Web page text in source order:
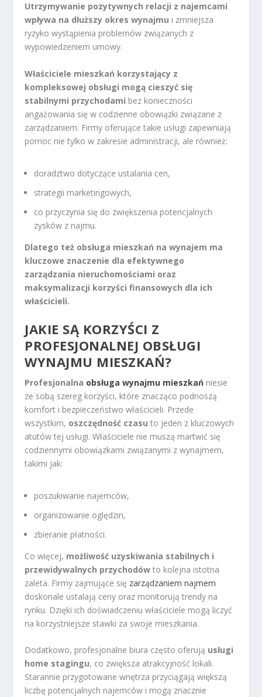
Utrzymywanie pozytywnych relacji z najemcami
wpływa na dłuższy okres wynajmu i zmniejsza
ryzyko wystąpienia problemów związanych z
wypowiedzeniem umowy.
Właściciele mieszkań korzystający z
kompleksowej obsługi mogą cieszyć się
stabilnymi przychodami bez konieczności
angażowania się w codzienne obowiązki związane z
zarządzaniem. Firmy oferujące takie usługi zapewniają
pomoc nie tylko w zakresie administracji, ale również:
doradztwo dotyczące ustalania cen,
strategii marketingowych,
co przyczynia się do zwiększenia potencjalnych
zysków z najmu.
Dlatego też obsługa mieszkań na wynajem ma
kluczowe znaczenie dla efektywnego
zarządzania nieruchomościami oraz
maksymalizacji korzyści finansowych dla ich
właścicieli.
JAKIE SĄ KORZYŚCI Z
PROFESJONALNEJ OBSŁUGI
WYNAJMU MIESZKAŃ?
Profesjonalna obsługa wynajmu mieszkań niesie
ze sobą szereg korzyści, które znacząco podnoszą
komfort i bezpieczeństwo właścicieli. Przede
wszystkim, oszczędność czasu to jeden z kluczowych
atutów tej usługi. Właściciele nie muszą martwić się
codziennymi obowiązkami związanymi z wynajmem,
takimi jak:
poszukiwanie najemców,
organizowanie oględzin,
zbieranie płatności.
Co więcej, możliwość uzyskiwania stabilnych i
przewidywalnych przychodów to kolejna istotna
zaleta. Firmy zajmujące się zarządzaniem najmem
doskonale ustalają ceny oraz monitorują trendy na
rynku. Dzięki ich doświadczeniu właściciele mogą liczyć
na korzystniejsze stawki za swoje mieszkania.
Dodatkowo, profesjonalne biura często oferują usługi
home stagingu, co zwiększa atrakcyjność lokali.
Starannie przygotowane wnętrza przyciągają większą
liczbę potencjalnych najemców i mogą znacznie